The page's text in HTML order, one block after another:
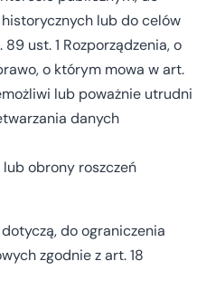
lub do celów
ust. 1 Rozporządzenia, o
o którym mowa w art.
lub poważnie utrudni
danych
obrony roszczeń
do ograniczenia
zgodnie z art. 18